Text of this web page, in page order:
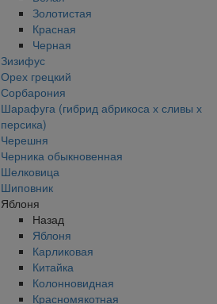
Золотистая
Красная
Черная
Зизифус
Орех грецкий
Сорбарония
Шарафуга (гибрид абрикоса х сливы х
персика)
Черешня
Черника обыкновенная
Шелковица
Шиповник
Яблоня
Назад
Яблоня
Карликовая
Китайка
Колонновидная
Красномякотная